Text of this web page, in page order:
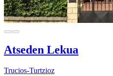
Atseden Lekua
Trucios-Turtzioz